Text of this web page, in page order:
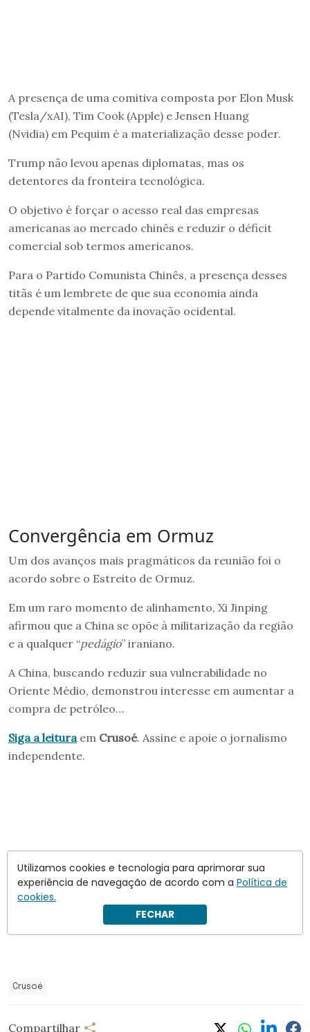
A presença de uma comitiva composta por Elon Musk
(Tesla/xAI), Tim Cook (Apple) e Jensen Huang
(Nvidia) em Pequim é a materialização desse poder.
Trump não levou apenas diplomatas, mas os
detentores da fronteira tecnológica.
O objetivo é forçar o acesso real das empresas
americanas ao mercado chinês e reduzir o déficit
comercial sob termos americanos.
Para o Partido Comunista Chinês, a presença desses
titãs é um lembrete de que sua economia ainda
depende vitalmente da inovação ocidental.
Convergência em Ormuz
Um dos avanços mais pragmáticos da reunião foi o
acordo sobre o Estreito de Ormuz.
Em um raro momento de alinhamento, Xi Jinping
afirmou que a China se opõe à militarização da região
e a qualquer “pedágio” iraniano.
A China, buscando reduzir sua vulnerabilidade no
Oriente Médio, demonstrou interesse em aumentar a
compra de petróleo…
Siga a leituraem Crusoé. Assine e apoie o jornalismo
independente.
Crusoé
Compartilhar
Utilizamos cookies e tecnologia para aprimorar sua
experiência de navegação de acordo com a Política de
cookies.
FECHAR